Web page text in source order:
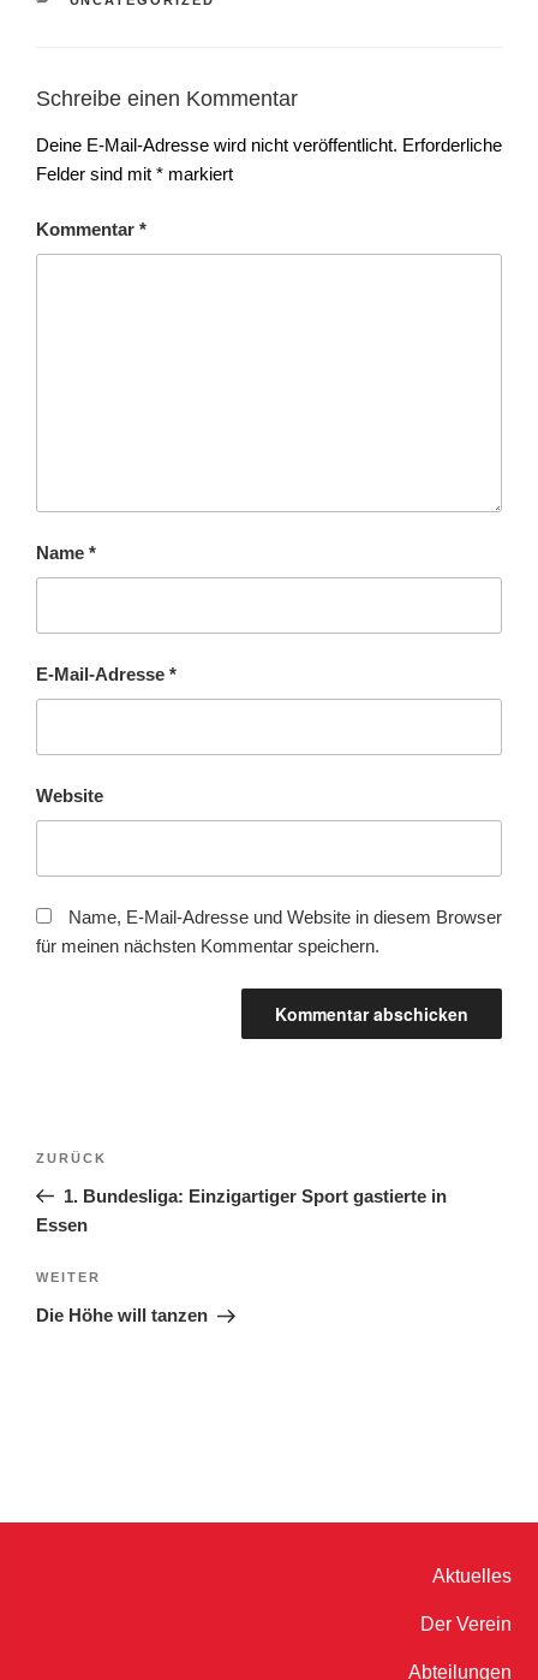
Schreibe einen Kommentar
Deine E-Mail-Adresse wird nicht veröffentlicht. Erforderliche
Felder sind mit * markiert
Kommentar *
Name *
E-Mail-Adresse *
Website
Name, E-Mail-Adresse und Website in diesem Browser
für meinen nächsten Kommentar speichern.
ZURÜCK
1. Bundesliga: Einzigartiger Sport gastierte in
Essen
WEITER
Die Höhe will tanzen
Aktuelles
Der Verein
Abteilungen